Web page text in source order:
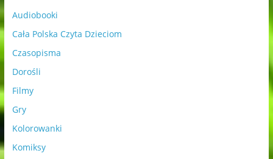
Audiobooki
Cała Polska Czyta Dzieciom
Czasopisma
Dorośli
Filmy
Gry
Kolorowanki
Komiksy